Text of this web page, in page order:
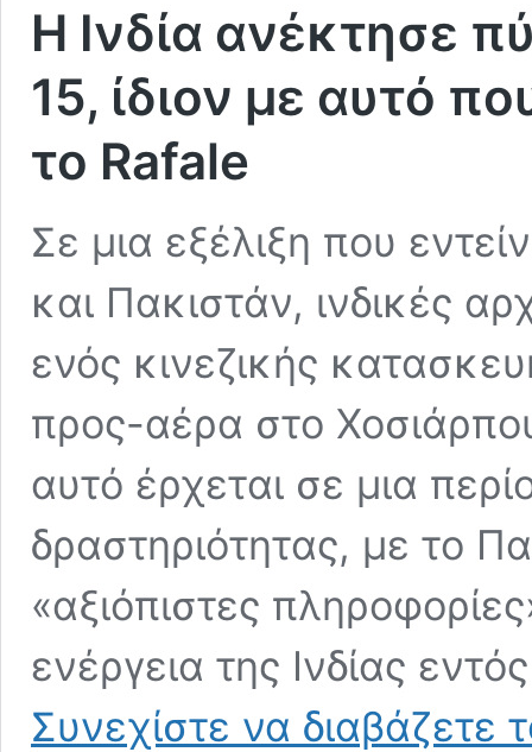
Η Ινδία ανέκτησε
15, ίδιον με αυτό
το Rafale
Σε μια εξέλιξη που
και Πακιστάν, ινδικές
ενός κινεζικής
προς-αέρα στο
αυτό έρχεται σε μια
δραστηριότητας, με το
«αξιόπιστες
ενέργεια της Ινδίας
Συνεχίστε να διαβάζετε